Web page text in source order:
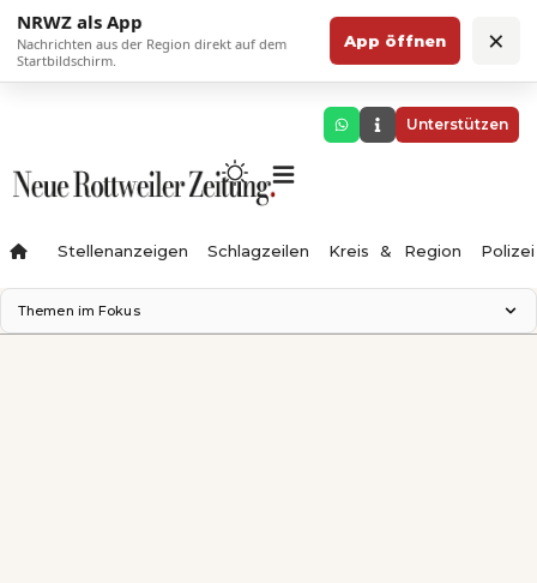
NRWZ als App
Nachrichten aus der Region direkt auf dem
Startbildschirm.
App öffnen ×
Unterstützen
Stellenanzeigen Schlagzeilen Kreis & Region Polizei
Themen im Fokus